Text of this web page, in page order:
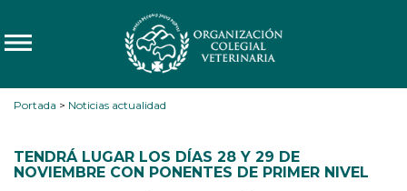
Portada > Noticias actualidad
TENDRÁ LUGAR LOS DÍAS 28 Y 29 DE
NOVIEMBRE CON PONENTES DE PRIMER NIVEL